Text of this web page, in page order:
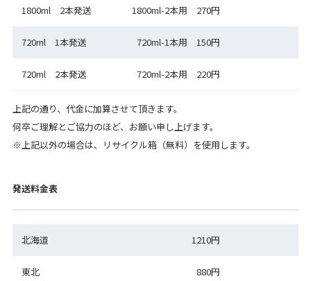
1800ml 2本発送 1800ml-2本用 270円
720ml 1本発送 720ml-1本用 150円
720ml 2本発送 720ml-2本用 220円
上記の通り、代金に加算させて頂きます。
何卒ご理解とご協力のほど、お願い申し上げます。
※上記以外の場合は、リサイクル箱（無料）を使用します。
発送料金表
北海道 1210円
東北 880円